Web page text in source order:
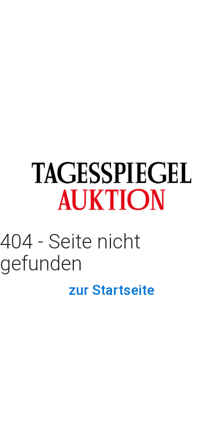
404 - Seite nicht
gefunden
zur Startseite